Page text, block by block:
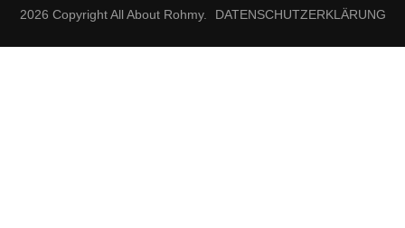
2026 CopyrightAll About Rohmy. DATENSCHUTZERKLÄRUNG